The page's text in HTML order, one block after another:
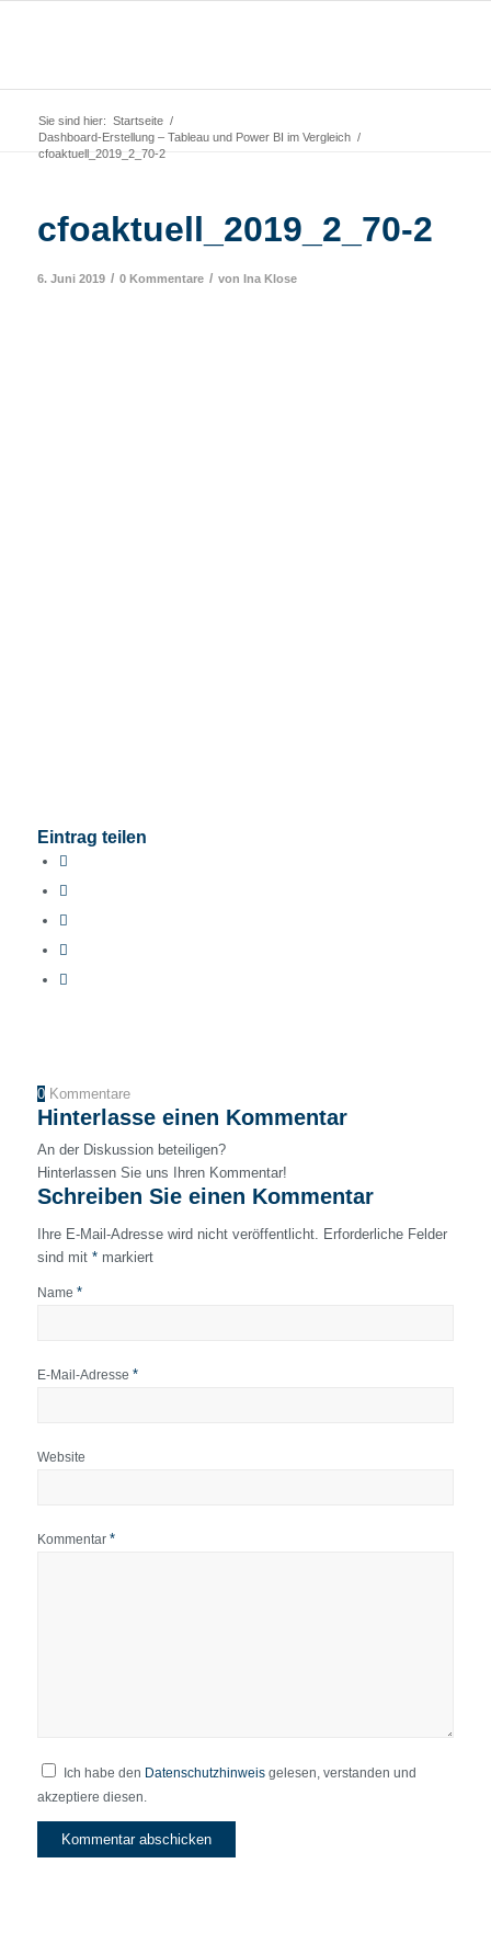
Sie sind hier: Startseite /
Dashboard-Erstellung – Tableau und Power BI im Vergleich /
cfoaktuell_2019_2_70-2
cfoaktuell_2019_2_70-2
6. Juni 2019 / 0 Kommentare / von Ina Klose
Eintrag teilen
0 Kommentare
Hinterlasse einen Kommentar
An der Diskussion beteiligen?
Hinterlassen Sie uns Ihren Kommentar!
Schreiben Sie einen Kommentar
Ihre E-Mail-Adresse wird nicht veröffentlicht. Erforderliche Felder
sind mit *markiert
Name *
E-Mail-Adresse *
Website
Kommentar *
Ich habe den Datenschutzhinweisgelesen, verstanden und
akzeptiere diesen.